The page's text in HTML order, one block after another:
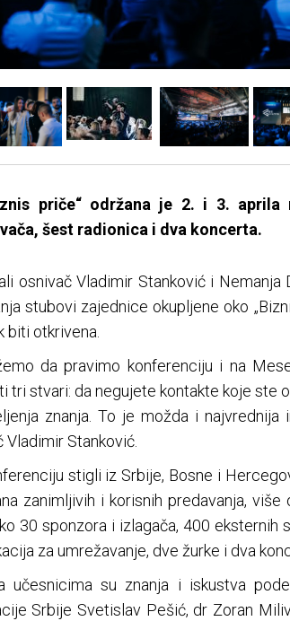
priče“ održana je 2. i 3.
šest radionica i dva koncerta.
osnivač Vladimir Stanković i
stubovi zajednice okupljene oko
biti otkrivena.
da pravimo konferenciju i na
tri stvari: da negujete kontakte koje ste
znanja. To je možda i
Stanković.
stigli iz Srbije, Bosne i
zanimljivih i korisnih predavanja,
30 sponzora i izlagača, 400 eksternih
za umrežavanje, dve žurke i dva
učesnicima su znanja i iskustva
Srbije Svetislav Pešić, dr Zoran